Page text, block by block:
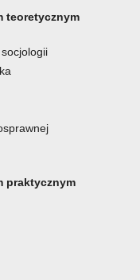
teoretycznym
praktycznym